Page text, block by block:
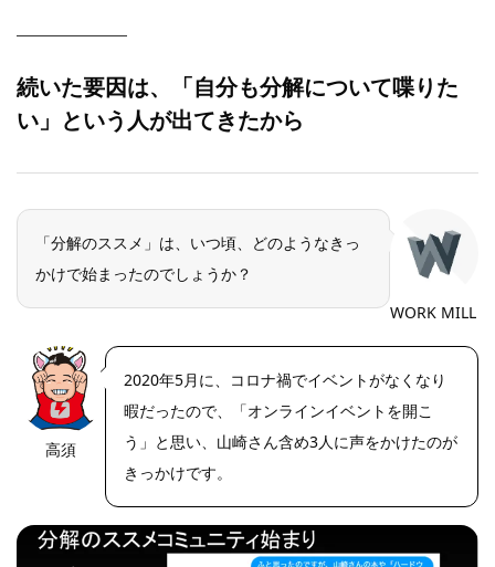
続いた要因は、「自分も分解について喋りた
い」という人が出てきたから
「分解のススメ」は、いつ頃、どのようなきっ
かけで始まったのでしょうか？
WORK MILL
https://riseph
高須
2020年5月に、コロナ禍でイベントがなくなり
暇だったので、「オンラインイベントを開こ
う」と思い、山崎さん含め3人に声をかけたのが
きっかけです。